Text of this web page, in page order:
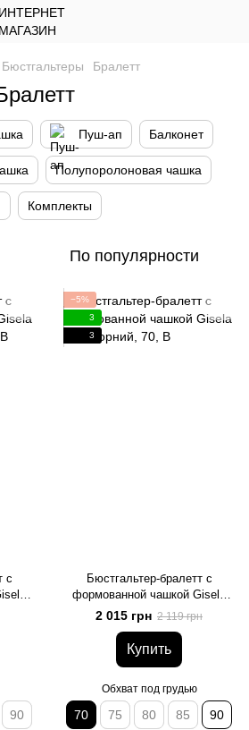
Бюстгальтеры Бралетт
Пуш-ап Балконет
Полупоролоновая чашка
Комплекты
По популярности
с
90
−5%
3
3
Бюстгальтер-бралетт с
формованной чашкой Gisela
371, чорний, 70, B
2 015 грн 2 119 грн
Купить
Обхват под грудью
70 75 80 85 90